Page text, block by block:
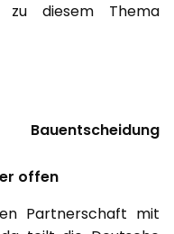
zu diesem Thema
Bauentscheidung
offen
Partnerschaft mit